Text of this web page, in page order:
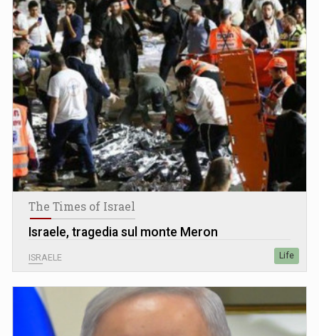
The Times of Israel
Israele, tragedia sul monte Meron
ISRAELE Life